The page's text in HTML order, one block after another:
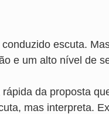
escuta.
e um alto nível de
da proposta
mas interpreta.